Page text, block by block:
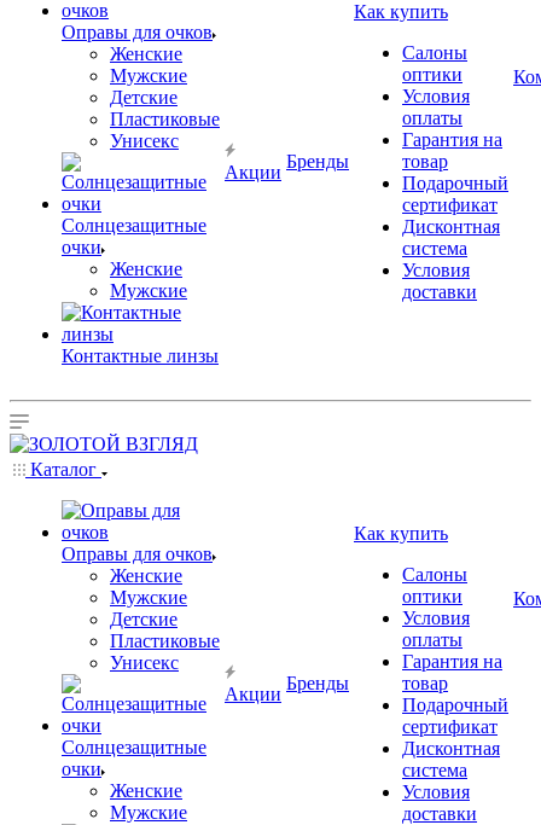
Оправы для очков
Женские
Мужские
Детские
Пластиковые
Унисекс
Солнцезащитные
очки
Женские
Мужские
Контактные линзы
Акции
Бренды
Как купить
Салоны
оптики
Условия
оплаты
Гарантия на
товар
Подарочный
сертификат
Дисконтная
система
Условия
доставки
Каталог
Оправы для очков
Женские
Мужские
Детские
Пластиковые
Унисекс
Солнцезащитные
очки
Женские
Мужские
Акции
Бренды
Как купить
Салоны
оптики
Условия
оплаты
Гарантия на
товар
Подарочный
сертификат
Дисконтная
система
Условия
доставки